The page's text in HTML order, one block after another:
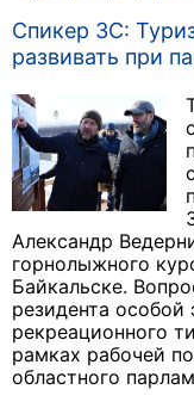
Спикер ЗС:
развивать при
Александр
горнолыжного
Байкальске.
резидента
рекреационного
рамках рабочей
областного